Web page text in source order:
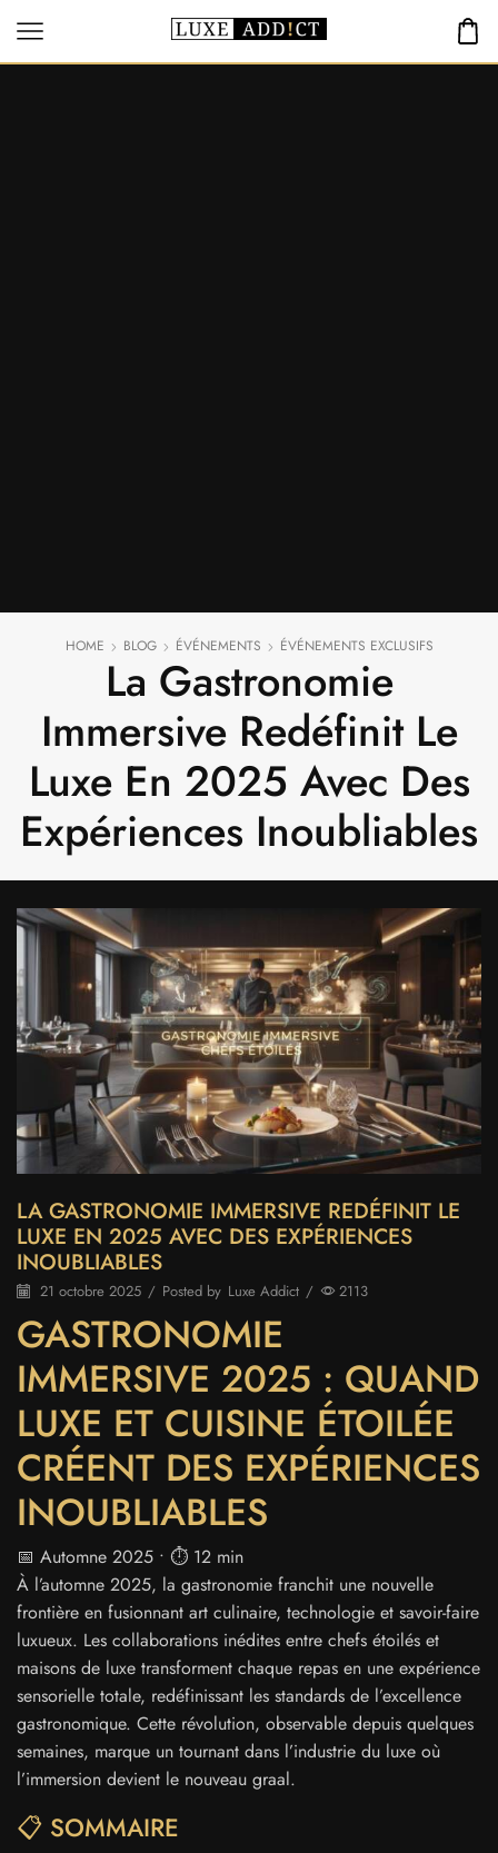
HOME BLOG ÉVÉNEMENTS ÉVÉNEMENTS EXCLUSIFS
La Gastronomie
Immersive Redéfinit Le
Luxe En 2025 Avec Des
Expériences Inoubliables
LA GASTRONOMIE IMMERSIVE REDÉFINIT LE
LUXE EN 2025 AVEC DES EXPÉRIENCES
INOUBLIABLES
21 octobre 2025 / Posted by Luxe Addict / 2113
GASTRONOMIE
IMMERSIVE 2025 : QUAND
LUXE ET CUISINE ÉTOILÉE
CRÉENT DES EXPÉRIENCES
INOUBLIABLES
📅 Automne 2025 • ⏱️ 12 min
À l’automne 2025, la gastronomie franchit une nouvelle
frontière en fusionnant art culinaire, technologie et savoir-faire
luxueux. Les collaborations inédites entre chefs étoilés et
maisons de luxe transforment chaque repas en une expérience
sensorielle totale, redéfinissant les standards de l’excellence
gastronomique. Cette révolution, observable depuis quelques
semaines, marque un tournant dans l’industrie du luxe où
l’immersion devient le nouveau graal.
📋 SOMMAIRE